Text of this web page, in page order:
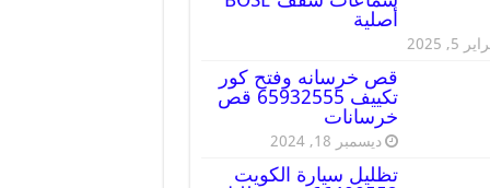
أصلية
5, 2025
قص خرسانه وفتح كور
تكييف 65932555 قص
خرسانات
ديسمبر 18, 2024
تظليل سيارة الكويت